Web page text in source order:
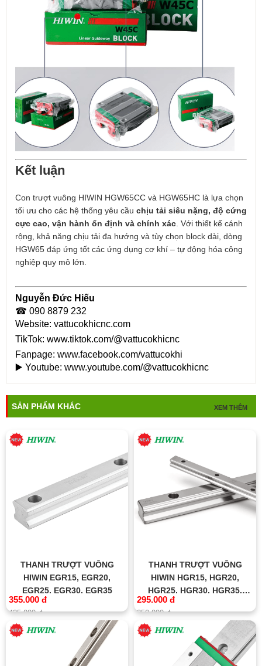
Kết luận
Con trượt vuông HIWIN HGW65CC và HGW65HC là lựa chọn
tối ưu cho các hệ thống yêu cầu chịu tải siêu nặng, độ cứng
cực cao, vận hành ổn định và chính xác . Với thiết kế cánh
rộng, khả năng chịu tải đa hướng và tùy chọn block dài, dòng
HGW65 đáp ứng tốt các ứng dụng cơ khí – tự động hóa công
nghiệp quy mô lớn.
Nguyễn Đức Hiếu
☎ 090 8879 232
Website: vattucokhicnc.com
TikTok: www.tiktok.com/@vattucokhicnc
Fanpage: www.facebook.com/vattucokhi
▶️ Youtube: www.youtube.com/@vattucokhicnc
SẢN PHẨM KHÁC XEM THÊM
THANH TRƯỢT VUÔNG
HIWIN EGR15, EGR20,
EGR25, EGR30, EGR35
355.000 đ
425.000 đ
THANH TRƯỢT VUÔNG
HIWIN HGR15, HGR20,
HGR25, HGR30, HGR35,
HGR45, HGR55, HGR65
295.000 đ
350.000 đ